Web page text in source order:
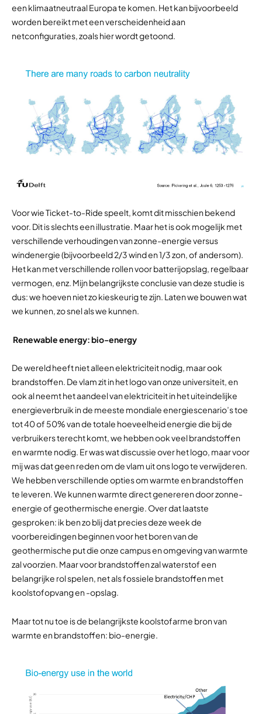
een klimaatneutraal Europa te komen. Het kan bijvoorbeeld
worden bereikt met een verscheidenheid aan
netconfiguraties, zoals hier wordt getoond.
Voor wie Ticket-to-Ride speelt, komt dit misschien bekend
voor. Dit is slechts een illustratie. Maar het is ook mogelijk met
verschillende verhoudingen van zonne-energie versus
windenergie (bijvoorbeeld 2/3 wind en 1/3 zon, of andersom).
Het kan met verschillende rollen voor batterijopslag, regelbaar
vermogen, enz. Mijn belangrijkste conclusie van deze studie is
dus: we hoeven niet zo kieskeurig te zijn. Laten we bouwen wat
we kunnen, zo snel als we kunnen.
Renewable energy: bio-energy
De wereld heeft niet alleen elektriciteit nodig, maar ook
brandstoffen. De vlam zit in het logo van onze universiteit, en
ook al neemt het aandeel van elektriciteit in het uiteindelijke
energieverbruik in de meeste mondiale energiescenario’s toe
tot 40 of 50% van de totale hoeveelheid energie die bij de
verbruikers terecht komt, we hebben ook veel brandstoffen
en warmte nodig. Er was wat discussie over het logo, maar voor
mij was dat geen reden om de vlam uit ons logo te verwijderen.
We hebben verschillende opties om warmte en brandstoffen
te leveren. We kunnen warmte direct genereren door zonne-
energie of geothermische energie. Over dat laatste
gesproken: ik ben zo blij dat precies deze week de
voorbereidingen beginnen voor het boren van de
geothermische put die onze campus en omgeving van warmte
zal voorzien. Maar voor brandstoffen zal waterstof een
belangrijke rol spelen, net als fossiele brandstoffen met
koolstofopvang en -opslag.
Maar tot nu toe is de belangrijkste koolstofarme bron van
warmte en brandstoffen: bio-energie.